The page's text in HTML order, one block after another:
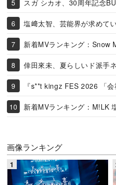
スガ シカオ、30周年記念
塩﨑太智、芸能界が求めて
新着MVランキング：Snow
倖田來未、夏らしいド派手
『s**t kingz FES 2026 「
新着MVランキング：M!LK
画像ランキング